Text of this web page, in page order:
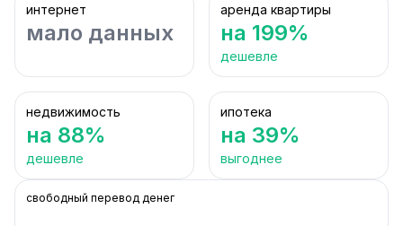
интернет
мало данных
аренда квартиры
на 199%
дешевле
недвижимость
на 88%
дешевле
ипотека
на 39%
выгоднее
свободный перевод денег